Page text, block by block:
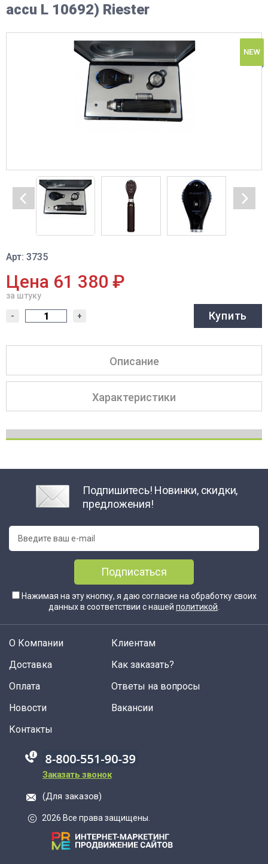
accu L 10692) Riester
NEW
Арт: 3735
Цена 61 380 ₽
за штуку
- + Купить
Описание
Характеристики
Подпишитесь! Новинки, скидки,
предложения!
Подписаться
Нажимая на эту кнопку, я даю согласие на обработку своих
данных в соответствии с нашей политикой
О Компании
Доставка
Оплата
Новости
Клиентам
Как заказать?
Ответы на вопросы
Вакансии
Контакты
88005555550
Заказать звонок
(Для заказов)
2026 Все права защищены.